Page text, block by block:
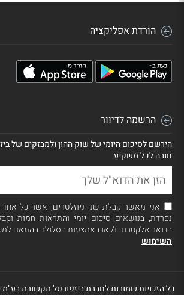
הורדת אפליקציה
הרשמה לדיוור
הירשם לסיכום היומי של שוק ההון ולמבזקים של
חובה לכל משקיע
אני מאשר קבלת שני ניוזלטרים, אשר כל
נפרדת, בנושאים סיכום יומי והתראות חמות
בדואר אלקטרוני ו/ או באמצעות הסלולר בהתאם
השימוש
כל הזכויות שמורות לחברת ביזפורטל תקשורת